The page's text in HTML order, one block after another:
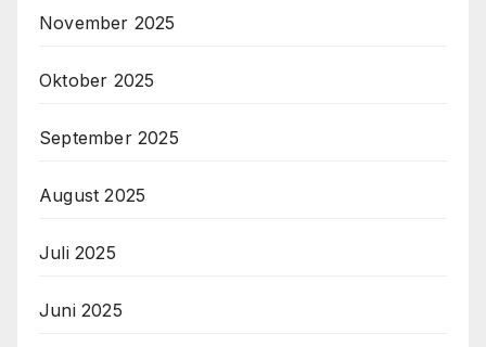
November 2025
Oktober 2025
September 2025
August 2025
Juli 2025
Juni 2025